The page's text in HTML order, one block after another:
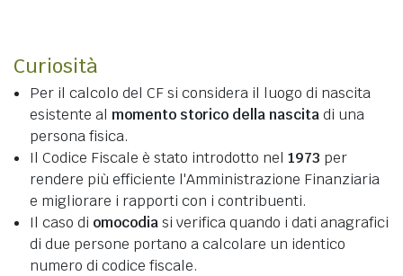
Curiosità
Per il calcolo del CF si considera il luogo di nascita
esistente al momento storico della nascitadi una
persona fisica.
Il Codice Fiscale è stato introdotto nel 1973 per
rendere più efficiente l'Amministrazione Finanziaria
e migliorare i rapporti con i contribuenti.
Il caso di omocodiasi verifica quando i dati anagrafici
di due persone portano a calcolare un identico
numero di codice fiscale.